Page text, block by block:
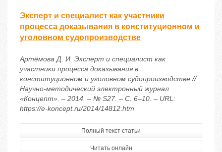
Эксперт и специалист как участники
процесса доказывания в конституционном и
уголовном судопроизводстве
Артёмова Д. И. Эксперт и специалист как
участники процесса доказывания в
конституционном и уголовном судопроизводстве //
Научно-методический электронный журнал
«Концепт». – 2014. – № S27. – С. 6–10. – URL:
https://e-koncept.ru/2014/14812.htm
Полный текст статьи
Читать онлайн